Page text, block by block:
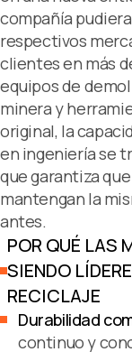
compañía
respectivos
clientes en más
equipos de
minera y
original, la
en ingeniería se
que garantiza
mantengan la
antes.
POR QUÉ LAS
SIENDO
RECICLAJE
Durabilidad
continuo y